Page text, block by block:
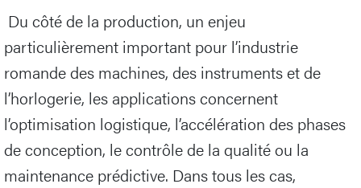
Du côté de la production, un enjeu
particulièrement important pour l’industrie
romande des machines, des instruments et de
l’horlogerie, les applications concernent
l’optimisation logistique, l’accélération des phases
de conception, le contrôle de la qualité ou la
maintenance prédictive. Dans tous les cas,